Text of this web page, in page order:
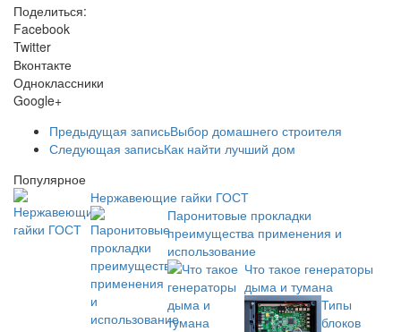
Поделиться:
Facebook
Twitter
Вконтакте
Одноклассники
Google+
Предыдущая записьВыбор домашнего строителя
Следующая записьКак найти лучший дом
Популярное
Нержавеющие гайки ГОСТ
Паронитовые прокладки
преимущества применения и
использование
Что такое генераторы
дыма и тумана
Типы
блоков